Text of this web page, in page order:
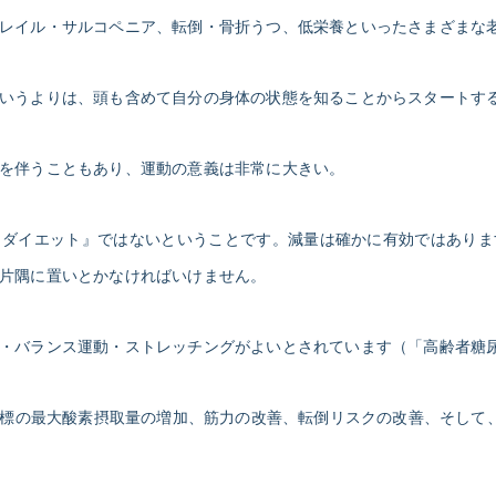
イル・サルコペニア、転倒・骨折うつ、低栄養といったさまざま
うよりは、頭も含めて自分の身体の状態を知ることからスタートす
うこともあり、運動の意義は非常に大きい。
イエット』ではないということです。減量は確かに有効ではあり
隅に置いとかなければいけません。
バランス運動・ストレッチングがよいとされています（「高齢者糖
の最大酸素摂取量の増加、筋力の改善、転倒リスクの改善、そし